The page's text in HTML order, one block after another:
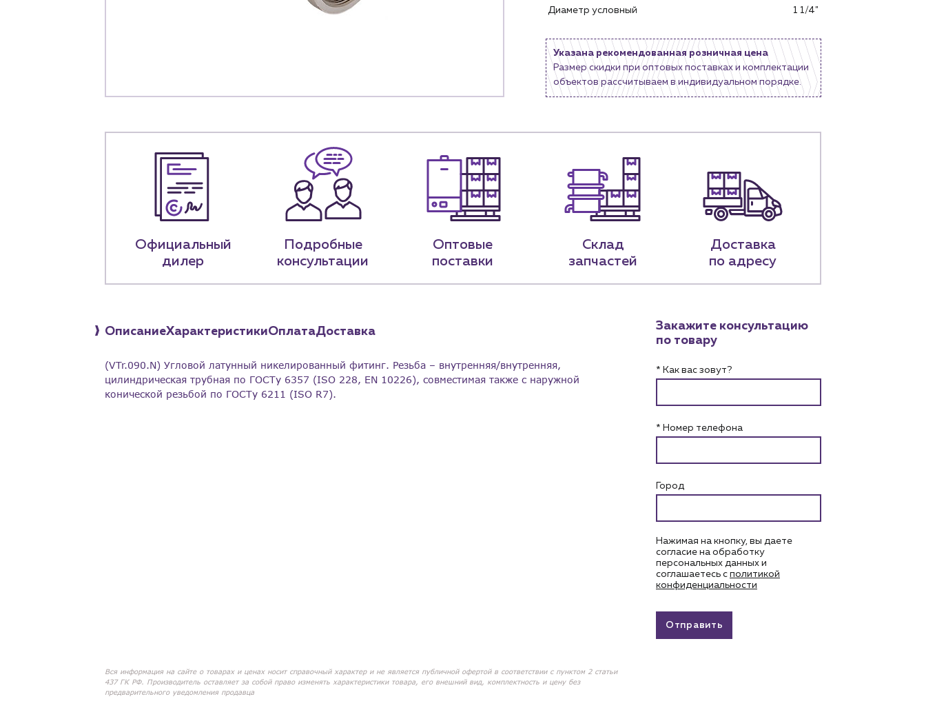
Специализированным магазинам
Блог
Контактные данные
Чат-бот
+7 (918) 070-19-79
Пн – пт: 9:00 – 18:00
sales@profpotok.ru
г. Краснодар, ул. Российская, 63
Диаметр условный
1 1/4"
Указана рекомендованная розничная цена
Размер скидки при оптовых поставках и комплектации
объектов рассчитываем в индивидуальном порядке.
Официальный
дилер
Подробные
консультации
Оптовые
поставки
Склад
запчастей
Доставка
по адресу
ОписаниеХарактеристикиОплатаДоставка
(VTr.090.N) Угловой латунный никелированный фитинг. Резьба – внутренняя/внутренняя,
цилиндрическая трубная по ГОСТу 6357 (ISO 228, EN 10226), совместимая также с наружной
конической резьбой по ГОСТу 6211 (ISO R7).
Вся информация на сайте о товарах и ценах носит справочный характер и не является публичной офертой в соответствии с пунктом 2 статьи
437 ГК РФ. Производитель оставляет за собой право изменять характеристики товара, его внешний вид, комплектность и цену без
предварительного уведомления продавца
Закажите консультацию
по товару
* Как вас зовут?
* Номер телефона
Город
Нажимая на кнопку, вы даете
согласие на обработку
персональных данных и
соглашаетесь c политикой
конфиденциальности
Отправить